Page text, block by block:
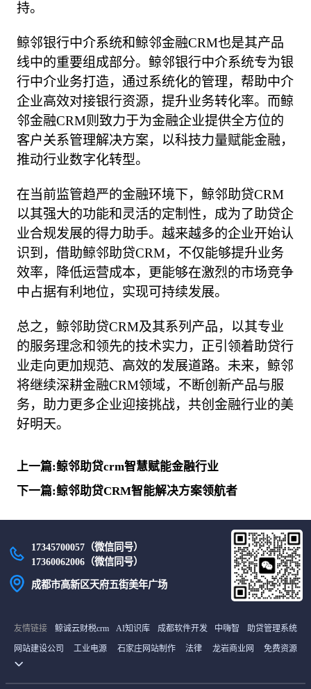
持。
鲸邻银行中介系统和鲸邻金融CRM也是其产品
线中的重要组成部分。鲸邻银行中介系统专为银
行中介业务打造，通过系统化的管理，帮助中介
企业高效对接银行资源，提升业务转化率。而鲸
邻金融CRM则致力于为金融企业提供全方位的
客户关系管理解决方案，以科技力量赋能金融，
推动行业数字化转型。
在当前监管趋严的金融环境下，鲸邻助贷CRM
以其强大的功能和灵活的定制性，成为了助贷企
业合规发展的得力助手。越来越多的企业开始认
识到，借助鲸邻助贷CRM，不仅能够提升业务
效率，降低运营成本，更能够在激烈的市场竞争
中占据有利地位，实现可持续发展。
总之，鲸邻助贷CRM及其系列产品，以其专业
的服务理念和领先的技术实力，正引领着助贷行
业走向更加规范、高效的发展道路。未来，鲸邻
将继续深耕金融CRM领域，不断创新产品与服
务，助力更多企业迎接挑战，共创金融行业的美
好明天。
上一篇:鲸邻助贷crm智慧赋能金融行业
下一篇:鲸邻助贷CRM智能解决方案领航者
17345700057（微信同号）
17360062006（微信同号）
成都市高新区天府五街美年广场
友情链接 鲸诚云财税crm AI知识库 成都软件开发 中嗨智 助贷管理系统
网站建设公司 工业电源 石家庄网站制作 法律 龙岩商业网 免费资源
货源网